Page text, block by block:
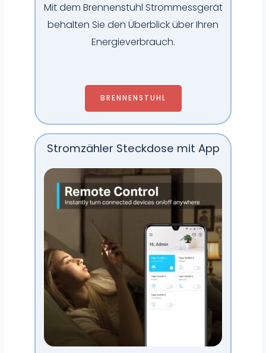
Mit dem Brennenstuhl Strommessgerät
behalten Sie den Überblick über Ihren
Energieverbrauch.
BRENNENSTUHL
Stromzähler Steckdose mit App